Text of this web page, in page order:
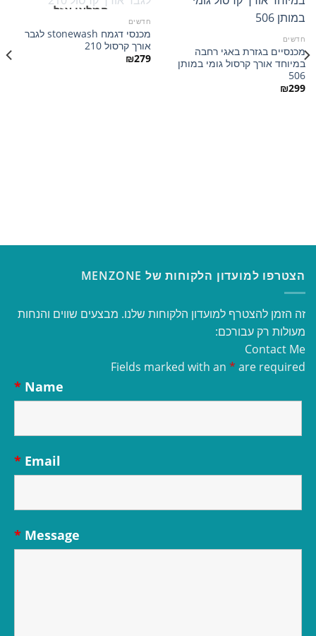
חדשים
מכנסיים בגזרת באגי רחבה
במיוחד אורך קרסול גומי במותן
506
₪299
הוסף
המלאי אזל
חדשים
מכנסי דגמח stonewash לגבר
אורך קרסול 210
₪279
הצטרפו למועדון הלקוחות של MENZONE
זה הזמן להצטרף למועדון הלקוחות שלנו. מבצעים שווים והנחות
מעולות רק עבורכם:
Contact Me
Fields marked with an * are required
Name
*
Email
*
Message
*